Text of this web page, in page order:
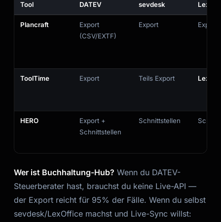
Tool DATEV sevdesk
Plancraft
Export
(CSV/EXTF)
Export Export
ToolTime Export Teils Export
HERO
Export +
Schnittstellen
Schnittstellen
Wer ist Buchhaltung-Hub? Wenn du DATEV-
Steuerberater hast, brauchst du keine Live-API —
der Export reicht für 95% der Fälle. Wenn du selbst
sevdesk/LexOffice machst und Live-Sync willst: